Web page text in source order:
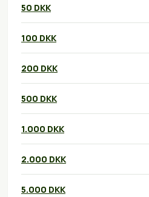
50 DKK
100 DKK
200 DKK
500 DKK
1.000 DKK
2.000 DKK
5.000 DKK